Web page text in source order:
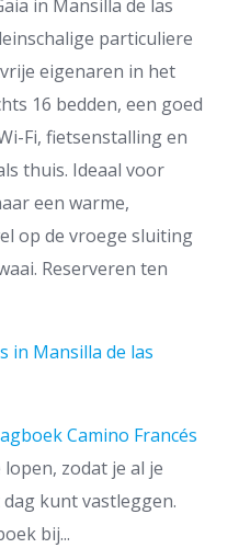
in Mansilla de las
particuliere
eigenaren in het
16 bedden, een goed
Fi, fietsenstalling en
thuis. Ideaal voor
een warme,
op de vroege sluiting
Reserveren ten
in Mansilla de las
Camino Francés
zodat je al je
kunt vastleggen.
bij...